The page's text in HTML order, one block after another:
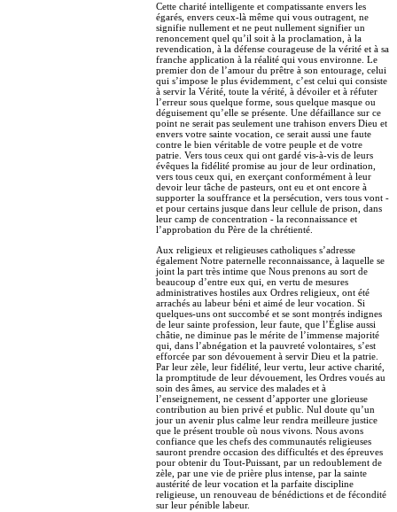
Cette charité intelligente et compatissante envers les
égarés, envers ceux-là même qui vous outragent, ne
signifie nullement et ne peut nullement signifier un
renoncement quel qu’il soit à la proclamation, à la
revendication, à la défense courageuse de la vérité et à sa
franche application à la réalité qui vous environne. Le
premier don de l’amour du prêtre à son entourage, celui
qui s’impose le plus évidemment, c’est celui qui consiste
à servir la Vérité, toute la vérité, à dévoiler et à réfuter
l’erreur sous quelque forme, sous quelque masque ou
déguisement qu’elle se présente. Une défaillance sur ce
point ne serait pas seulement une trahison envers Dieu et
envers votre sainte vocation, ce serait aussi une faute
contre le bien véritable de votre peuple et de votre
patrie. Vers tous ceux qui ont gardé vis-à-vis de leurs
évêques la fidélité promise au jour de leur ordination,
vers tous ceux qui, en exerçant conformément à leur
devoir leur tâche de pasteurs, ont eu et ont encore à
supporter la souffrance et la persécution, vers tous vont -
et pour certains jusque dans leur cellule de prison, dans
leur camp de concentration - la reconnaissance et
l’approbation du Père de la chrétienté.
Aux religieux et religieuses catholiques s’adresse
également Notre paternelle reconnaissance, à laquelle se
joint la part très intime que Nous prenons au sort de
beaucoup d’entre eux qui, en vertu de mesures
administratives hostiles aux Ordres religieux, ont été
arrachés au labeur béni et aimé de leur vocation. Si
quelques-uns ont succombé et se sont montrés indignes
de leur sainte profession, leur faute, que l’Église aussi
châtie, ne diminue pas le mérite de l’immense majorité
qui, dans l’abnégation et la pauvreté volontaires, s’est
efforcée par son dévouement à servir Dieu et la patrie.
Par leur zèle, leur fidélité, leur vertu, leur active charité,
la promptitude de leur dévouement, les Ordres voués au
soin des âmes, au service des malades et à
l’enseignement, ne cessent d’apporter une glorieuse
contribution au bien privé et public. Nul doute qu’un
jour un avenir plus calme leur rendra meilleure justice
que le présent trouble où nous vivons. Nous avons
confiance que les chefs des communautés religieuses
sauront prendre occasion des difficultés et des épreuves
pour obtenir du Tout-Puissant, par un redoublement de
zèle, par une vie de prière plus intense, par la sainte
austérité de leur vocation et la parfaite discipline
religieuse, un renouveau de bénédictions et de fécondité
sur leur pénible labeur.